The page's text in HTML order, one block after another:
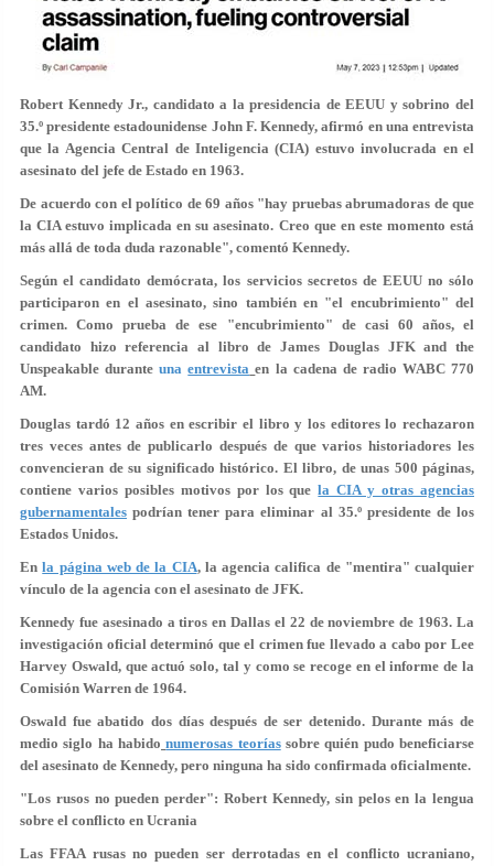
Robert Kennedy Jr., candidato a la presidencia de EEUU y sobrino del
35.º presidente estadounidense John F. Kennedy, afirmó en una entrevista
que la Agencia Central de Inteligencia (CIA) estuvo involucrada en el
asesinato del jefe de Estado en 1963.
De acuerdo con el político de 69 años "hay pruebas abrumadoras de que
la CIA estuvo implicada en su asesinato. Creo que en este momento está
más allá de toda duda razonable", comentó Kennedy.
Según el candidato demócrata, los servicios secretos de EEUU no sólo
participaron en el asesinato, sino también en "el encubrimiento" del
crimen. Como prueba de ese "encubrimiento" de casi 60 años, el
candidato hizo referencia al libro de James Douglas JFK and the
Unspeakable duranteunaentrevista en la cadena de radio WABC 770
AM.
Douglas tardó 12 años en escribir el libro y los editores lo rechazaron
tres veces antes de publicarlo después de que varios historiadores les
convencieran de su significado histórico. El libro, de unas 500 páginas,
contiene varios posibles motivos por los quela CIA y otras agencias
gubernamentales podrían tener para eliminar al 35.º presidente de los
Estados Unidos.
En la página web de la CIA,la agencia califica de "mentira" cualquier
vínculo de la agencia con el asesinato de JFK.
Kennedy fue asesinado a tiros en Dallas el 22 de noviembre de 1963. La
investigación oficial determinó que el crimen fue llevado a cabo por Lee
Harvey Oswald, que actuó solo, tal y como se recoge en el informe de la
Comisión Warren de 1964.
Oswald fue abatido dos días después de ser detenido. Durante más de
medio siglo ha habido numerosas teoríassobre quién pudo beneficiarse
del asesinato de Kennedy, pero ninguna ha sido confirmada oficialmente.
"Los rusos no pueden perder": Robert Kennedy, sin pelos en la lengua
sobre el conflicto en Ucrania
Las FFAA rusas no pueden ser derrotadas en el conflicto ucraniano,